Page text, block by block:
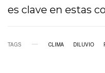
es clave en estas
TAGS CLIMA DILUVIO